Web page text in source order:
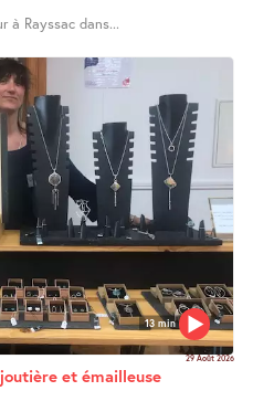
à Rayssac dans...
13 min
29 Août 2026
et émailleuse